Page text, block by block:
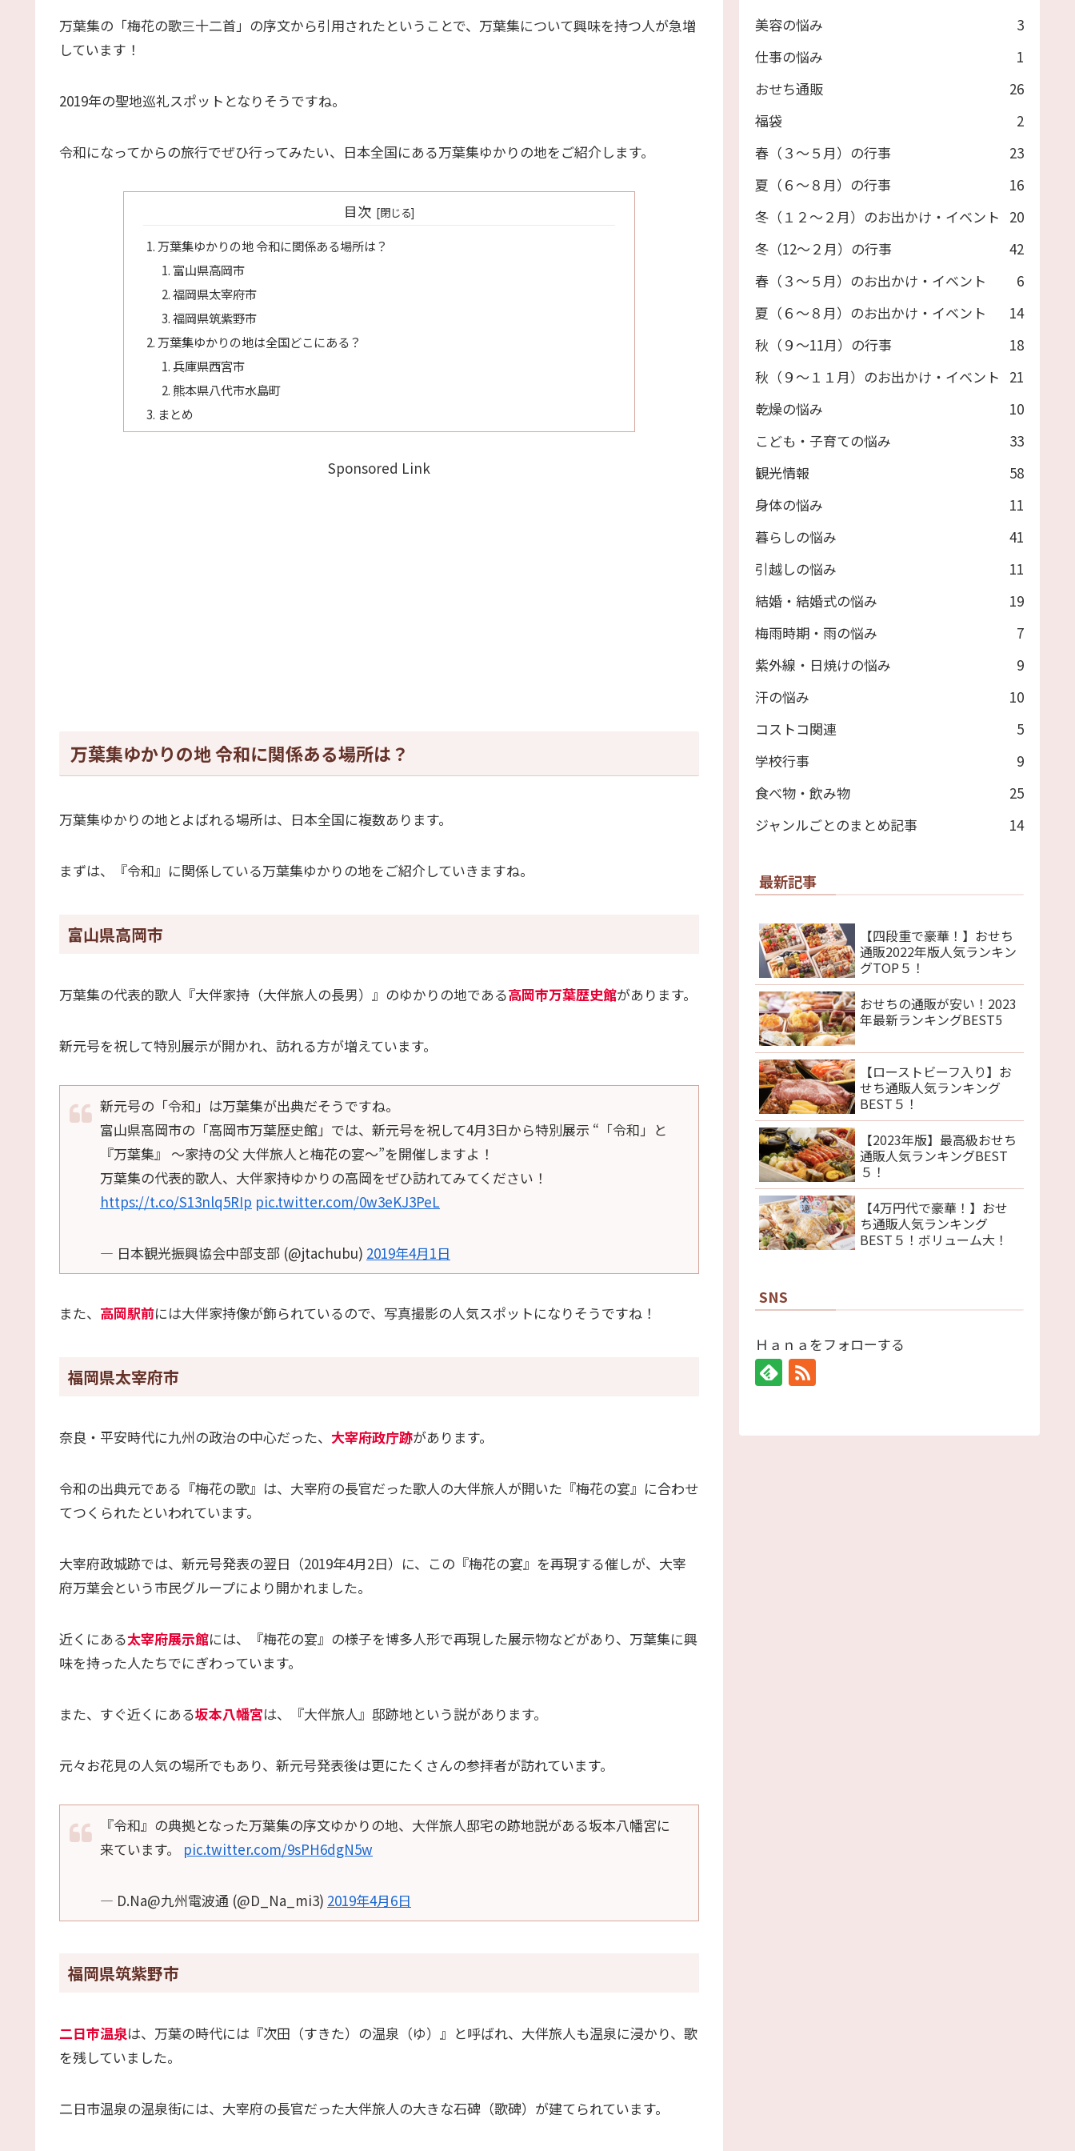
万葉集の「梅花の歌三十二首」の序文から引用されたということで、万葉集について興味を持つ人が急増
しています！
2019年の聖地巡礼スポットとなりそうですね。
令和になってからの旅行でぜひ行ってみたい、日本全国にある万葉集ゆかりの地をご紹介します。
目次
万葉集ゆかりの地 令和に関係ある場所は？
富山県高岡市
福岡県太宰府市
福岡県筑紫野市
万葉集ゆかりの地は全国どこにある？
兵庫県西宮市
熊本県八代市水島町
まとめ
Sponsored Link
万葉集ゆかりの地 令和に関係ある場所は？
万葉集ゆかりの地とよばれる場所は、日本全国に複数あります。
まずは、『令和』に関係している万葉集ゆかりの地をご紹介していきますね。
富山県高岡市
万葉集の代表的歌人『大伴家持（大伴旅人の長男）』のゆかりの地である高岡市万葉歴史館があります。
新元号を祝して特別展示が開かれ、訪れる方が増えています。
新元号の「令和」は万葉集が出典だそうですね。
富山県高岡市の「高岡市万葉歴史館」では、新元号を祝して4月3日から特別展示 “「令和」と
『万葉集』 ～家持の父 大伴旅人と梅花の宴～”を開催しますよ！
万葉集の代表的歌人、大伴家持ゆかりの高岡をぜひ訪れてみてください！
https://t.co/S13nlq5RIp pic.twitter.com/0w3eKJ3PeL
— 日本観光振興協会中部支部 (@jtachubu) 2019年4月1日
また、 高岡駅前には大伴家持像が飾られているので、写真撮影の人気スポットになりそうですね！
福岡県太宰府市
奈良・平安時代に九州の政治の中心だった、 大宰府政庁跡があります。
令和の出典元である『梅花の歌』は、大宰府の長官だった歌人の大伴旅人が開いた『梅花の宴』に合わせ
てつくられたといわれています。
大宰府政城跡では、新元号発表の翌日（2019年4月2日）に、この『梅花の宴』を再現する催しが、大宰
府万葉会という市民グループにより開かれました。
近くにある太宰府展示館には、『梅花の宴』の様子を博多人形で再現した展示物などがあり、万葉集に興
味を持った人たちでにぎわっています。
また、すぐ近くにある坂本八幡宮は、『大伴旅人』邸跡地という説があります。
元々お花見の人気の場所でもあり、新元号発表後は更にたくさんの参拝者が訪れています。
『令和』の典拠となった万葉集の序文ゆかりの地、大伴旅人邸宅の跡地説がある坂本八幡宮に
来ています。 pic.twitter.com/9sPH6dgN5w
— D.Na@九州電波通 (@D_Na_mi3) 2019年4月6日
福岡県筑紫野市
二日市温泉は、万葉の時代には『次田（すきた）の温泉（ゆ）』と呼ばれ、大伴旅人も温泉に浸かり、歌
を残していました。
二日市温泉の温泉街には、大宰府の長官だった大伴旅人の大きな石碑（歌碑）が建てられています。
美容の悩み
3
仕事の悩み
1
おせち通販
26
福袋
2
春（３～５月）の行事
23
夏（６～８月）の行事
16
冬（１２～２月）のお出かけ・イベント 20
冬（12～２月）の行事
42
春（３～５月）のお出かけ・イベント
6
夏（６～８月）のお出かけ・イベント
14
秋（９～11月）の行事
18
秋（９～１１月）のお出かけ・イベント 21
乾燥の悩み
10
こども・子育ての悩み
33
観光情報
58
身体の悩み
11
暮らしの悩み
41
引越しの悩み
11
結婚・結婚式の悩み
19
梅雨時期・雨の悩み
7
紫外線・日焼けの悩み
9
汗の悩み
10
コストコ関連
5
学校行事
9
食べ物・飲み物
25
ジャンルごとのまとめ記事
14
最新記事
【四段重で豪華！】おせち
通販2022年版人気ランキン
グTOP５！
おせちの通販が安い！2023
年最新ランキングBEST5
【ローストビーフ入り】お
せち通販人気ランキング
BEST５！
【2023年版】最高級おせち
通販人気ランキングBEST
５！
【4万円代で豪華！】おせ
ち通販人気ランキング
BEST５！ボリューム大！
SNS
Ｈａｎａをフォローする